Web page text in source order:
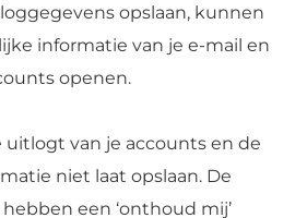
opslaan, kunnen
informatie van je e-mail en
openen.
uitlogt van je accounts en de
niet laat opslaan. De
een ‘onthoud mij’